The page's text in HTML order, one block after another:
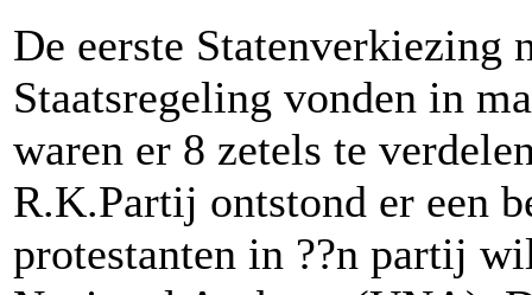
De eerste Statenverkiezing
Staatsregeling vonden in
waren er 8 zetels te
R.K.Partij ontstond er een
protestanten in ??n partij